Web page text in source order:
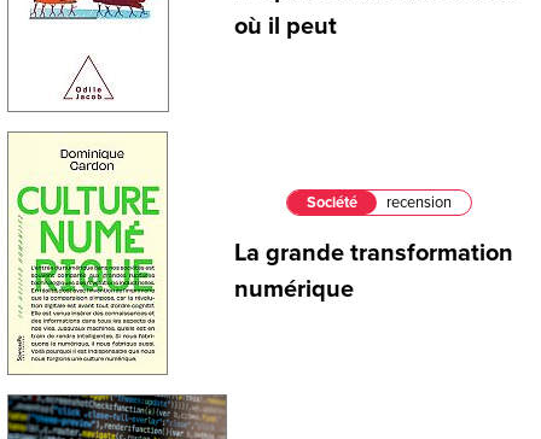
où il peut
Société recension
La grande transformation
numérique